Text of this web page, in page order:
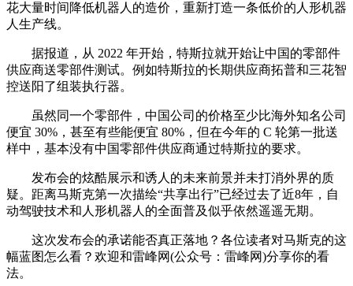
花大量时间降低机器人的造价，重新打造一条低价的人形机器
人生产线。
据报道，从 2022 年开始，特斯拉就开始让中国的零部件
供应商送零部件测试。例如特斯拉的长期供应商拓普和三花智
控送阳了组装执行器。
虽然同一个零部件，中国公司的价格至少比海外知名公司
便宜 30%，甚至有些能便宜 80%，但在今年的 C 轮第一批送
样中，基本没有中国零部件供应商通过特斯拉的要求。
发布会的炫酷展示和诱人的未来前景并未打消外界的质
疑。距离马斯克第一次描绘“共享出行”已经过去了近8年，自
动驾驶技术和人形机器人的全面普及似乎依然遥遥无期。
这次发布会的承诺能否真正落地？各位读者对马斯克的这
幅蓝图怎么看？欢迎和雷峰网(公众号：雷峰网)分享你的看
法。